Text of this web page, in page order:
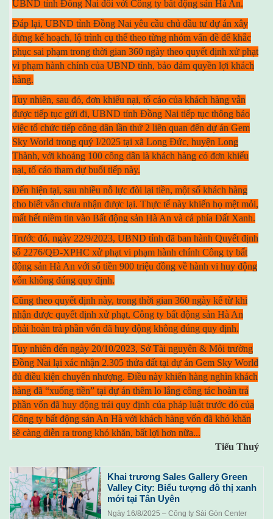
UBND tỉnh Đồng Nai đối với Công ty bất động sản Hà An.
Đáp lại, UBND tỉnh Đồng Nai yêu cầu chủ đầu tư dự án xây
dựng kế hoạch, lộ trình cụ thể theo từng nhóm vấn đề để khắc
phục sai phạm trong thời gian 360 ngày theo quyết định xử phạt
vi phạm hành chính của UBND tỉnh, bảo đảm quyền lợi khách
hàng.
Tuy nhiên, sau đó, đơn khiếu nại, tố cáo của khách hàng vẫn
được tiếp tục gửi đi, UBND tỉnh Đồng Nai tiếp tục thông báo
việc tổ chức tiếp công dân lần thứ 2 liên quan đến dự án Gem
Sky World trong quý I/2025 tại xã Long Đức, huyện Long
Thành, với khoảng 100 công dân là khách hàng có đơn khiếu
nại, tố cáo tham dự buổi tiếp này.
Đến hiện tại, sau nhiều nỗ lực đòi lại tiền, một số khách hàng
cho biết vẫn chưa nhận được lại. Thực tế này khiến họ mệt mỏi,
mất hết niềm tin vào Bất động sản Hà An và cả phía Đất Xanh.
Trước đó, ngày 22/9/2023, UBND tỉnh đã ban hành Quyết định
số 2276/QĐ-XPHC xử phạt vi phạm hành chính Công ty bất
động sản Hà An với số tiền 900 triệu đồng về hành vi huy động
vốn không đúng quy định.
Cũng theo quyết định này, trong thời gian 360 ngày kể từ khi
nhận được quyết định xử phạt, Công ty bất động sản Hà An
phải hoàn trả phần vốn đã huy động không đúng quy định.
Tuy nhiên đến ngày 20/10/2023, Sở Tài nguyên & Môi trường
Đồng Nai lại xác nhận 2.305 thửa đất tại dự án Gem Sky World
đủ điều kiện chuyển nhượng. Điều này khiến hàng nghìn khách
hàng đã “xuống tiền” tại dự án thêm lo lắng công tác hoàn trả
phần vốn đã huy động trái quy định của pháp luật trước đó của
Công ty bất động sản An Hà với khách hàng vốn đã khó khăn
sẽ càng diễn ra trong khó khăn, bất lợi hơn nữa...
Tiểu Thuý
Khai trương Sales Gallery Green
Valley City: Biểu tượng đô thị xanh
mới tại Tân Uyên
Ngày 16/8/2025 – Công ty Sài Gòn Center